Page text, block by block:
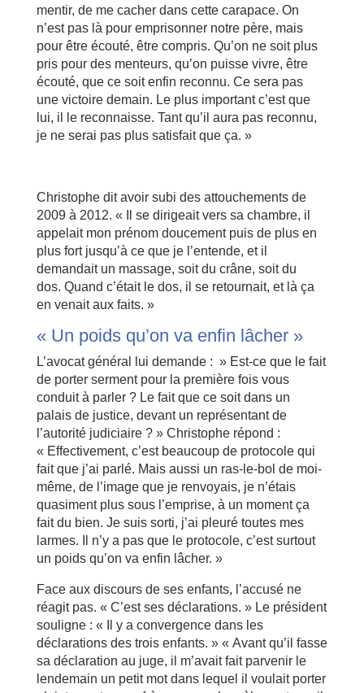
mentir, de me cacher dans cette carapace. On
n’est pas là pour emprisonner notre père, mais
pour être écouté, être compris. Qu’on ne soit plus
pris pour des menteurs, qu’on puisse vivre, être
écouté, que ce soit enfin reconnu. Ce sera pas
une victoire demain. Le plus important c’est que
lui, il le reconnaisse. Tant qu’il aura pas reconnu,
je ne serai pas plus satisfait que ça. »
Christophe dit avoir subi des attouchements de
2009 à 2012. « Il se dirigeait vers sa chambre, il
appelait mon prénom doucement puis de plus en
plus fort jusqu’à ce que je l’entende, et il
demandait un massage, soit du crâne, soit du
dos. Quand c’était le dos, il se retournait, et là ça
en venait aux faits. »
« Un poids qu’on va enfin lâcher »
L’avocat général lui demande : » Est-ce que le fait
de porter serment pour la première fois vous
conduit à parler ? Le fait que ce soit dans un
palais de justice, devant un représentant de
l’autorité judiciaire ? » Christophe répond :
« Effectivement, c’est beaucoup de protocole qui
fait que j’ai parlé. Mais aussi un ras-le-bol de moi-
même, de l’image que je renvoyais, je n’étais
quasiment plus sous l’emprise, à un moment ça
fait du bien. Je suis sorti, j’ai pleuré toutes mes
larmes. Il n’y a pas que le protocole, c’est surtout
un poids qu’on va enfin lâcher. »
Face aux discours de ses enfants, l’accusé ne
réagit pas. « C’est ses déclarations. » Le président
souligne : « Il y a convergence dans les
déclarations des trois enfants. » « Avant qu’il fasse
sa déclaration au juge, il m’avait fait parvenir le
lendemain un petit mot dans lequel il voulait porter